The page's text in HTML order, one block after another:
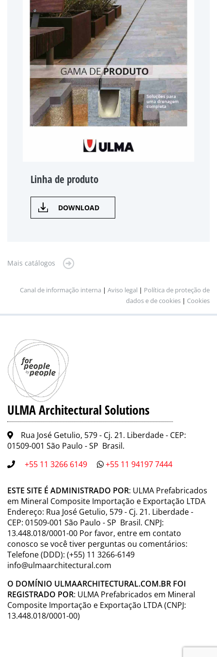
Linha de produto
DOWNLOAD
Mais catálogos
Canal de informação interna | Aviso legal | Política de proteção de
dados e de cookies | Cookies
ULMA Architectural Solutions
Rua José Getulio, 579 - Cj. 21. Liberdade - CEP:
01509-001 São Paulo - SP Brasil.
+55 11 3266 6149
+55 11 94197 7444
ESTE SITE É ADMINISTRADO POR: ULMA Prefabricados
em Mineral Composite Importação e Exportação LTDA
Endereço: Rua José Getulio, 579 - Cj. 21. Liberdade -
CEP: 01509-001 São Paulo - SP Brasil. CNPJ:
13.448.018/0001-00 Por favor, entre em contato
conosco se você tiver perguntas ou comentários:
Telefone (DDD): (+55) 11 3266-6149
info@ulmaarchitectural.com
O DOMÍNIO ULMAARCHITECTURAL.COM.BR FOI
REGISTRADO POR: ULMA Prefabricados em Mineral
Composite Importação e Exportação LTDA (CNPJ:
13.448.018/0001-00)